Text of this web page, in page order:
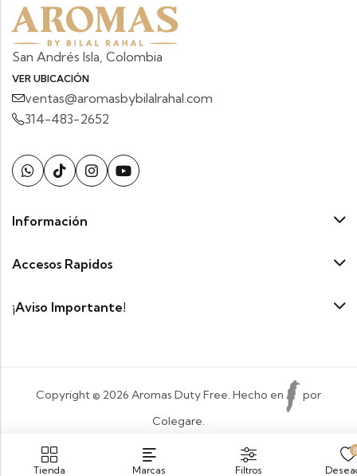
San Andrés Isla, Colombia
VER UBICACIÓN
ventas@aromasbybilalrahal.com
314-483-2652
Información
Accesos Rapidos
¡Aviso Importante!
Copyright © 2026 Aromas Duty Free. Hecho en
por
Colegare.
Payment:
Tienda Marcas Filtros